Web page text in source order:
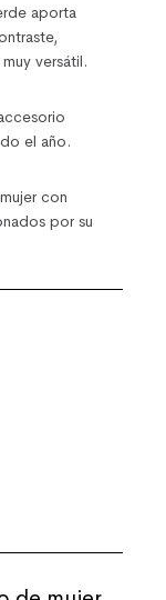
aporta
versátil.
el año.
con
por su